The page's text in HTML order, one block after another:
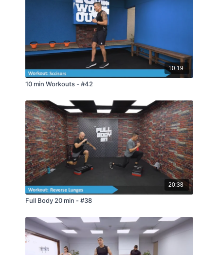
10:19
10 min Workouts - #42
20:38
Full Body 20 min - #38